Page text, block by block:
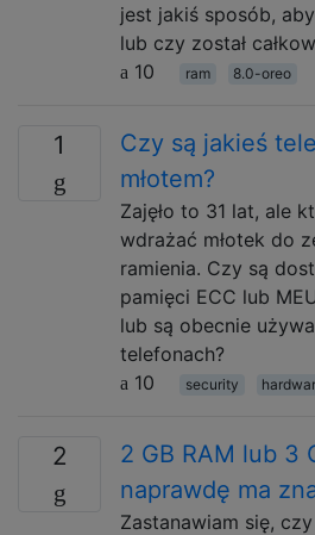
jest jakiś sposób,
lub czy został
10
ram 8.0-oreo
1
Czy są jakieś
młotem?
Zajęło to 31 lat, ale
wdrażać młotek do
ramienia. Czy są
pamięci ECC lub
lub są obecnie
telefonach?
10
security
2
2 GB RAM lub 3
naprawdę ma
Zastanawiam się,